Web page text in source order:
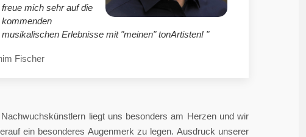
freue mich sehr auf die
kommenden
musikalischen Erlebnisse mit "meinen" tonArtisten! "
Fischer
liegt uns besonders am Herzen und wir
ein besonderes Augenmerk zu legen. Ausdruck unserer